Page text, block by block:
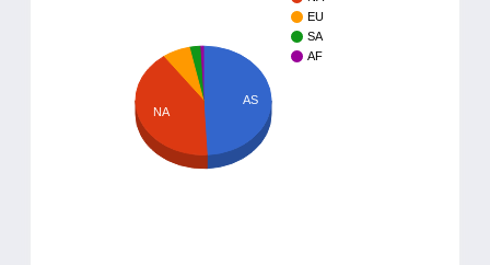
EU
SA
AF
AS
NA